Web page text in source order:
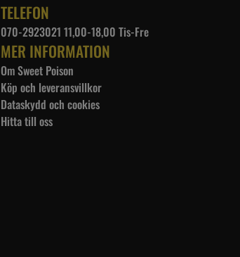
TELEFON
070-2923021 11,00-18,00 Tis-Fre
MER INFORMATION
Om Sweet Poison
Köp och leveransvillkor
Dataskydd och cookies
Hitta till oss